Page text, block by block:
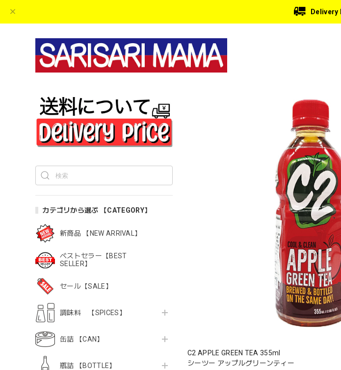
Delivery
カテゴリから選ぶ 【CATEGORY】
新商品 【NEW ARRIVAL】
ベストセラー【BEST
SELLER】
セール【SALE】
調味料 【SPICES】
缶詰 【CAN】
瓶詰 【BOTTLE】
C2 APPLE GREEN TEA 355ml
シーツー アップルグリーンティー